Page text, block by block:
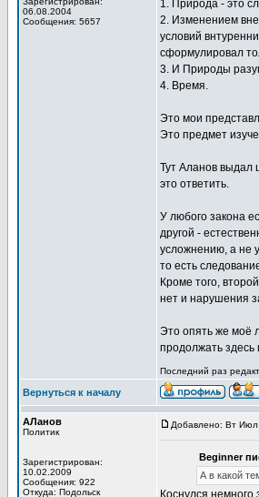
06.08.2004
Сообщения: 5657
1. Природа - это
2. Изменением
условий
сформулировал
3. И Природы
4. Время.
Это мои
Это предмет
Тут Аланов выдал
это ответить.
У любого закона
другой -
усложнению, а не
то есть
Кроме того,
нет и нарушения
Это опять же моё
продолжать
Последний раз
Вернуться к началу
АЛанов
Политик
Зарегистрирован:
10.02.2009
Сообщения: 922
Откуда: Подольск
Добавлено: Вт
Beginner
А в какой
Коснулся немного